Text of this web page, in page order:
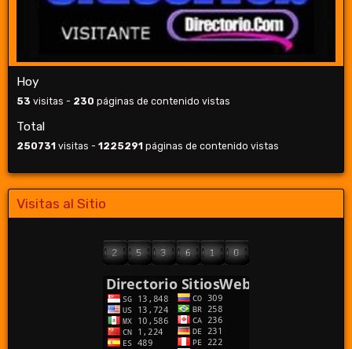
Hoy
53 visitas - 230 páginas de contenido vistas
Total
250731 visitas - 1225291 páginas de contenido vistas
Visitas al Sitio